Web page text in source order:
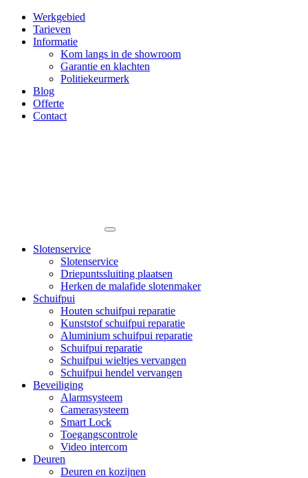
Werkgebied
Tarieven
Informatie
Kom langs in de showroom
Garantie en klachten
Politiekeurmerk
Blog
Offerte
Contact
Slotenservice
Slotenservice
Driepuntssluiting plaatsen
Herken de malafide slotenmaker
Schuifpui
Houten schuifpui reparatie
Kunststof schuifpui reparatie
Aluminium schuifpui reparatie
Schuifpui reparatie
Schuifpui wieltjes vervangen
Schuifpui hendel vervangen
Beveiliging
Alarmsysteem
Camerasysteem
Smart Lock
Toegangscontrole
Video intercom
Deuren
Deuren en kozijnen